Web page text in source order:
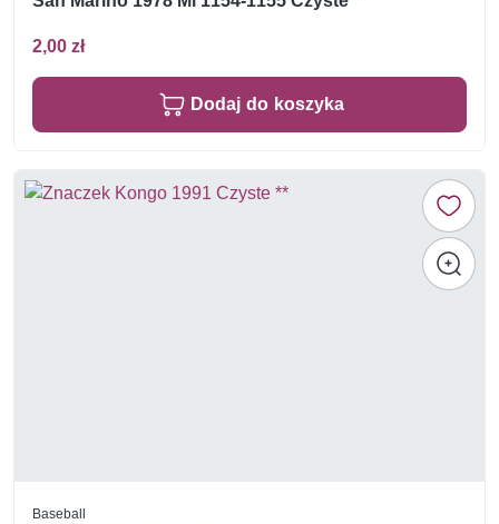
2,00 zł
Dodaj do koszyka
Baseball